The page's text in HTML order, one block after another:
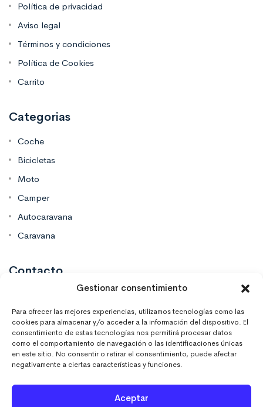
Gestionar consentimiento
Para ofrecer las mejores experiencias, utilizamos tecnologías como las
cookies para almacenar y/o acceder a la información del dispositivo. El
consentimiento de estas tecnologías nos permitirá procesar datos
como el comportamiento de navegación o las identificaciones únicas
en este sitio. No consentir o retirar el consentimiento, puede afectar
negativamente a ciertas características y funciones.
Aceptar
Política de privacidad
Aviso legal
Términos y condiciones
Política de Cookies
Carrito
Categorias
Coche
Bicicletas
Moto
Camper
Autocaravana
Caravana
Contacto
637 671 470